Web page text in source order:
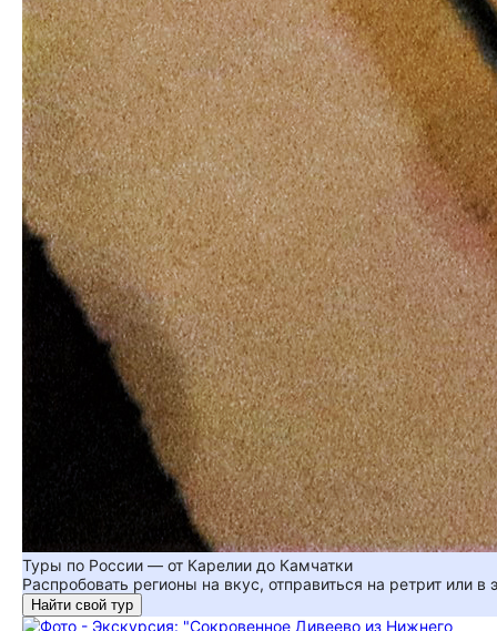
Туры по России — от Карелии до Камчатки
Распробовать регионы на вкус, отправиться на ретрит или в
Найти свой тур